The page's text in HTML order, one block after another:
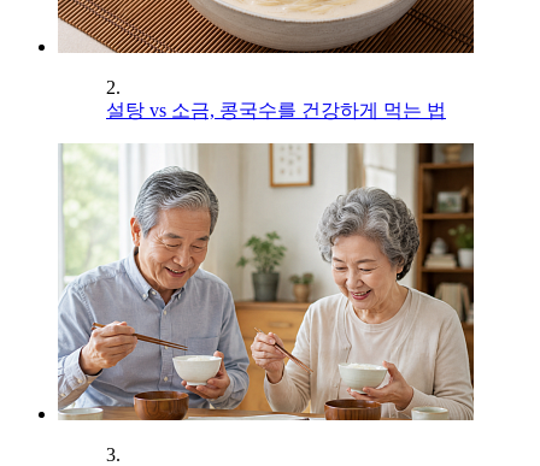
2.
설탕 vs 소금, 콩국수를 건강하게 먹는 법
3.